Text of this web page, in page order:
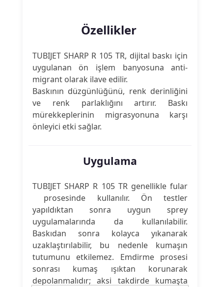
Özellikler
TUBIJET SHARP R 105 TR, dijital baskı için
uygulanan ön işlem banyosuna anti-
migrant olarak ilave edilir.
Baskının düzgünlüğünü, renk derinliğini
ve renk parlaklığını artırır. Baskı
mürekkeplerinin migrasyonuna karşı
önleyici etki sağlar.
Uygulama
TUBIJET SHARP R 105 TR genellikle fular
prosesinde kullanılır. Ön testler
yapıldıktan sonra uygun sprey
uygulamalarında da kullanılabilir.
Baskıdan sonra kolayca yıkanarak
uzaklaştırılabilir, bu nedenle kumaşın
tutumunu etkilemez. Emdirme prosesi
sonrası kumaş ışıktan korunarak
depolanmalıdır; aksi takdirde kumaşta